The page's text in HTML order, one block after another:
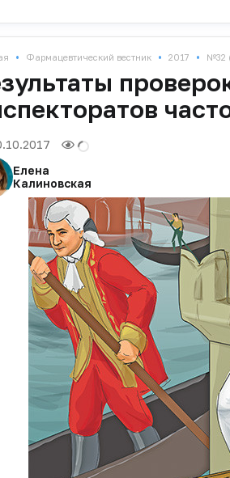
• Фармацевтический вестник • 2017 • №32
Елена
Калиновская